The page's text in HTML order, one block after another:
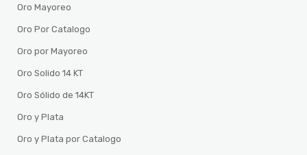
Oro Mayoreo
Oro Por Catalogo
Oro por Mayoreo
Oro Solido 14 KT
Oro Sólido de 14KT
Oro y Plata
Oro y Plata por Catalogo